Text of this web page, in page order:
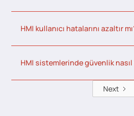
HMI kullanıcı hatalarını azaltır
HMI sistemlerinde güvenlik nasıl
Next